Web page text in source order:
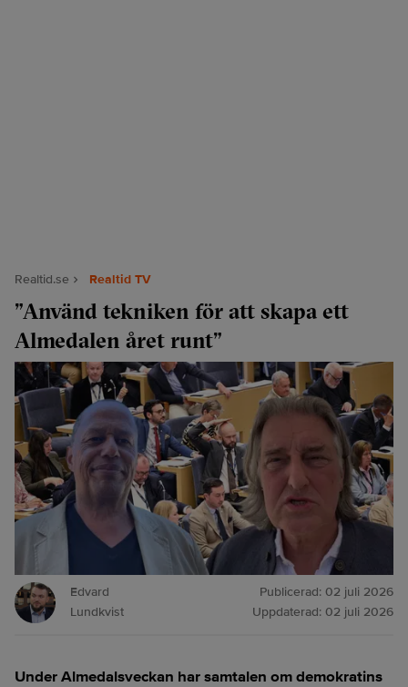
Realtid.se Realtid TV
”Använd tekniken för att skapa ett
Almedalen året runt”
Edvard
Lundkvist
Publicerad: 02 juli 2026
Uppdaterad: 02 juli 2026
Under Almedalsveckan har samtalen om demokratins